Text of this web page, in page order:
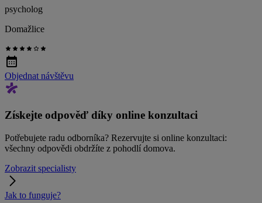
psycholog
Domažlice
Objednat návštěvu
Získejte odpověď díky online konzultaci
Potřebujete radu odborníka? Rezervujte si online konzultaci:
všechny odpovědi obdržíte z pohodlí domova.
Zobrazit specialisty
Jak to funguje?